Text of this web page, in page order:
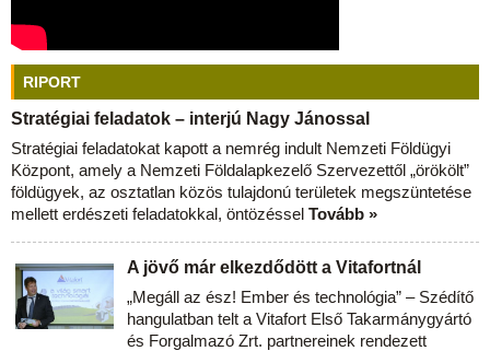
RIPORT
Stratégiai feladatok – interjú Nagy Jánossal
Stratégiai feladatokat kapott a nemrég indult Nemzeti Földügyi
Központ, amely a Nemzeti Földalapkezelő Szervezettől „örökölt”
földügyek, az osztatlan közös tulajdonú területek megszüntetése
mellett erdészeti feladatokkal, öntözéssel Tovább »
A jövő már elkezdődött a Vitafortnál
„Megáll az ész! Ember és technológia” – Szédítő
hangulatban telt a Vitafort Első Takarmánygyártó
és Forgalmazó Zrt. partnereinek rendezett